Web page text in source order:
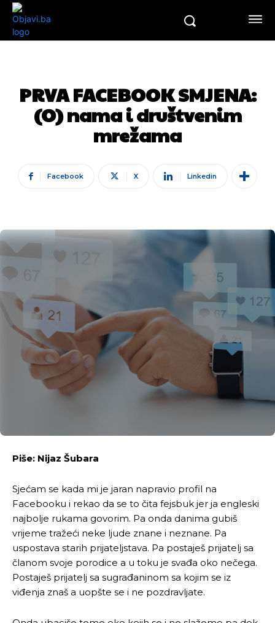
PRVA FACEBOOK SMJENA:
(O) nama i društvenim
mrežama
Facebook X Linkedin
Piše: Nijaz Šubara
Sjećam se kada mi je jaran napravio profil na
Facebooku i rekao da se to čita fejsbuk jer ja engleski
najbolje rukama govorim. Pa onda danima gubiš
vrijeme tražeći neke ljude znane i neznane. Pa
uspostava starih prijateljstava. Pa postaješ prijatelj sa
članom svoje porodice a u toku je svađa oko nečega.
Postaješ prijatelj sa sugrađaninom sa kojim se iz
viđenja znaš a uopšte se i ne pozdravljate.